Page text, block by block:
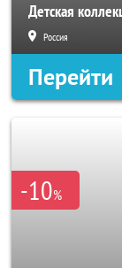
Детская
Россия
Перейти
-10%